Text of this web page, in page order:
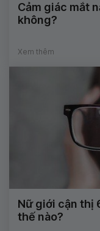
Cảm giác mắt
không?
Xem thêm
Nữ giới cận thị
thế nào?